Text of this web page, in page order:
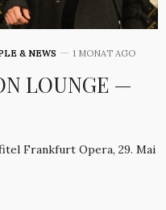
& NEWS 1 MONAT AGO
LOUNGE —
Frankfurt Opera, 29. Mai